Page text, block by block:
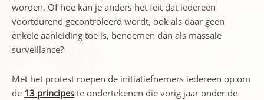
worden. Of hoe kan je anders het feit dat iedereen
voortdurend gecontroleerd wordt, ook als daar geen
enkele aanleiding toe is, benoemen dan als massale
surveillance?
Met het protest roepen de initiatiefnemers iedereen op om
de 13 principes te ondertekenen die vorig jaar onder de